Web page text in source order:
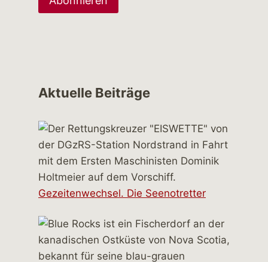
Aktuelle Beiträge
Gezeitenwechsel. Die Seenotretter